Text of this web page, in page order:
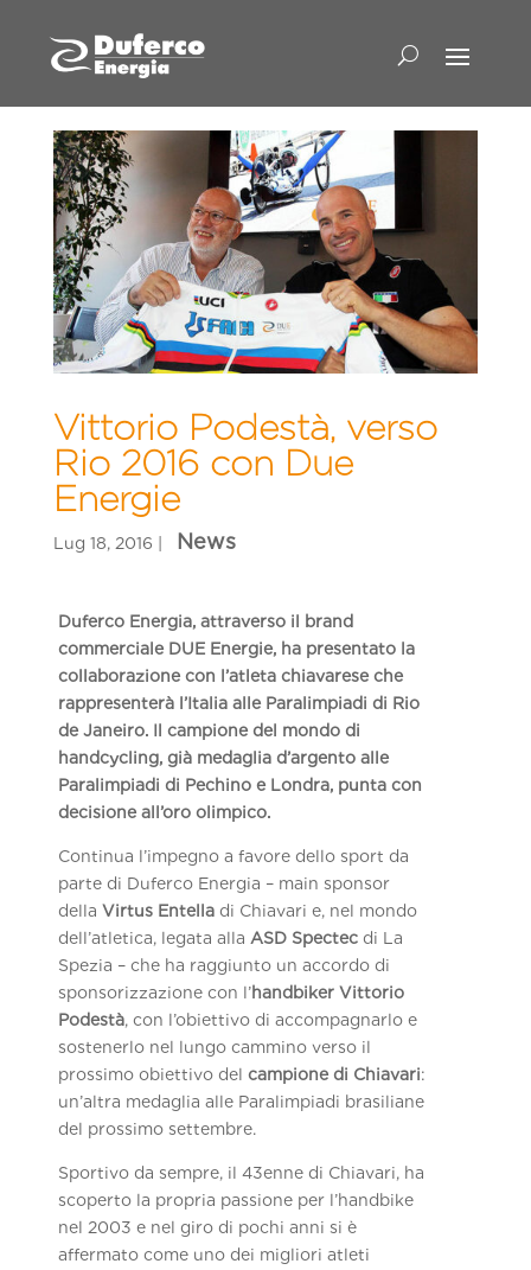
Vittorio Podestà, verso
Rio 2016 con Due
Energie
Duferco Energia, attraverso il brand
commerciale DUE Energie, ha presentato la
collaborazione con l’atleta chiavarese che
rappresenterà l’Italia alle Paralimpiadi di Rio
de Janeiro. Il campione del mondo di
handcycling, già medaglia d’argento alle
Paralimpiadi di Pechino e Londra, punta con
decisione all’oro olimpico.
Continua l’impegno a favore dello sport da
parte di Duferco Energia – main sponsor
dellaVirtus Entella di Chiavari e, nel mondo
dell’atletica, legata alla ASD Spectec di La
Spezia – che ha raggiunto un accordo di
sponsorizzazione con l’handbiker Vittorio
Podestà, con l’obiettivo di accompagnarlo e
sostenerlo nel lungo cammino verso il
prossimo obiettivo delcampione di Chiavari:
un’altra medaglia alle Paralimpiadi brasiliane
del prossimo settembre.
Sportivo da sempre, il 43enne di Chiavari, ha
scoperto la propria passione per l’handbike
nel 2003 e nel giro di pochi anni si è
affermato come uno dei migliori atleti